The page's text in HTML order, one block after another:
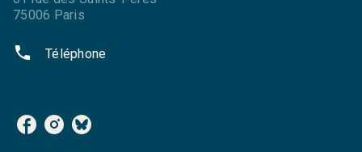
75006 Paris
phone Téléphone